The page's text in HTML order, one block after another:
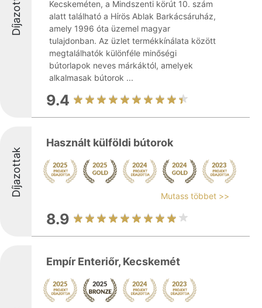
Díjazottak
Kecskeméten, a Mindszenti körút 10. szám
alatt található a Hírös Ablak Barkácsáruház,
amely 1996 óta üzemel magyar
tulajdonban. Az üzlet termékkínálata között
megtalálhatók különféle minőségi
bútorlapok neves márkáktól, amelyek
alkalmasak bútorok ...
9.4
Díjazottak
Használt külföldi bútorok
Mutass többet >>
8.9
Empír Enteriőr, Kecskemét